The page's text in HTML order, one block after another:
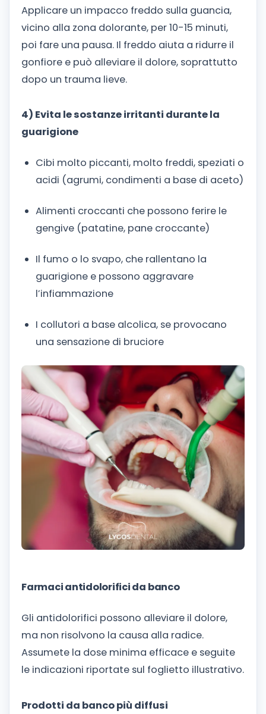
Applicare un impacco freddo sulla guancia,
vicino alla zona dolorante, per 10-15 minuti,
poi fare una pausa. Il freddo aiuta a ridurre il
gonfiore e può alleviare il dolore, soprattutto
dopo un trauma lieve.
4) Evita le sostanze irritanti durante la
guarigione
Cibi molto piccanti, molto freddi, speziati o
acidi (agrumi, condimenti a base di aceto)
Alimenti croccanti che possono ferire le
gengive (patatine, pane croccante)
Il fumo o lo svapo, che rallentano la
guarigione e possono aggravare
l’infiammazione
I collutori a base alcolica, se provocano
una sensazione di bruciore
Farmaci antidolorifici da banco
Gli antidolorifici possono alleviare il dolore,
ma non risolvono la causa alla radice.
Assumete la dose minima efficace e seguite
le indicazioni riportate sul foglietto illustrativo.
Prodotti da banco più diffusi